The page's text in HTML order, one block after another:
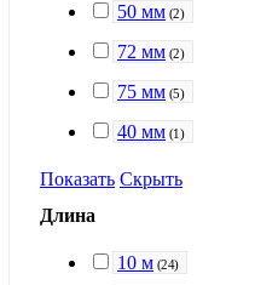
50 мм (2)
72 мм (2)
75 мм (5)
40 мм (1 )
Показать Скрыть
Длина
10 м (24)